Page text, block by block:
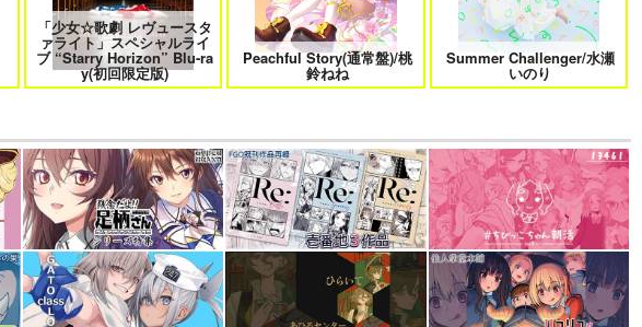
「少女☆歌劇 レヴュースタ
ァライト」スペシャルライ
ブ “Starry Horizon” Blu-ra
y(初回限定版)
Peachful Story(通常盤)/桃
鈴ねね
Summer Challenger/水瀬
いのり